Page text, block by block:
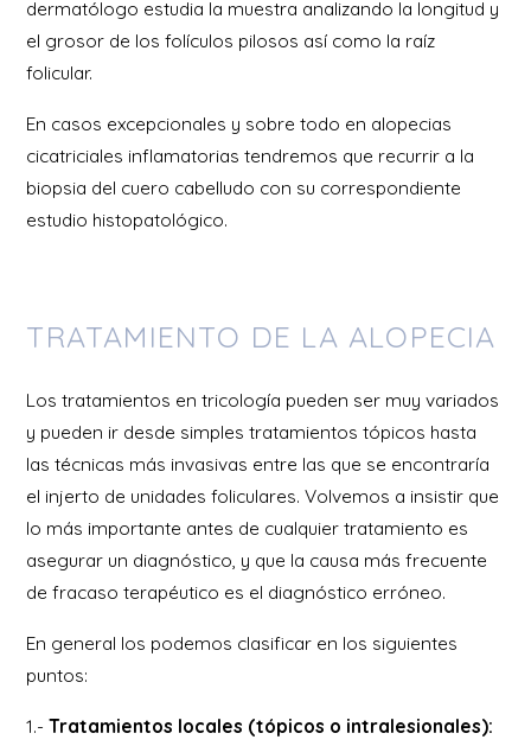
dermatólogo estudia la muestra analizando la longitud y
el grosor de los folículos pilosos así como la raíz
folicular.
En casos excepcionales y sobre todo en alopecias
cicatriciales inflamatorias tendremos que recurrir a la
biopsia del cuero cabelludo con su correspondiente
estudio histopatológico.
TRATAMIENTO DE LA ALOPECIA
Los tratamientos en tricología pueden ser muy variados
y pueden ir desde simples tratamientos tópicos hasta
las técnicas más invasivas entre las que se encontraría
el injerto de unidades foliculares. Volvemos a insistir que
lo más importante antes de cualquier tratamiento es
asegurar un diagnóstico, y que la causa más frecuente
de fracaso terapéutico es el diagnóstico erróneo.
En general los podemos clasificar en los siguientes
puntos:
1.-Tratamientos locales (tópicos o intralesionales):